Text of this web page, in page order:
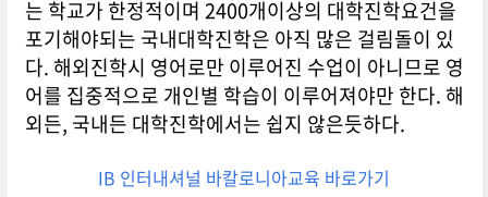
는 학교가 한정적이며 2400개이상의 대학진학요건을
포기해야되는 국내대학진학은 아직 많은 걸림돌이 있
다. 해외진학시 영어로만 이루어진 수업이 아니므로 영
어를 집중적으로 개인별 학습이 이루어져야만 한다. 해
외든, 국내든 대학진학에서는 쉽지 않은듯하다.
IB 인터내셔널 바칼로니아교육 바로가기